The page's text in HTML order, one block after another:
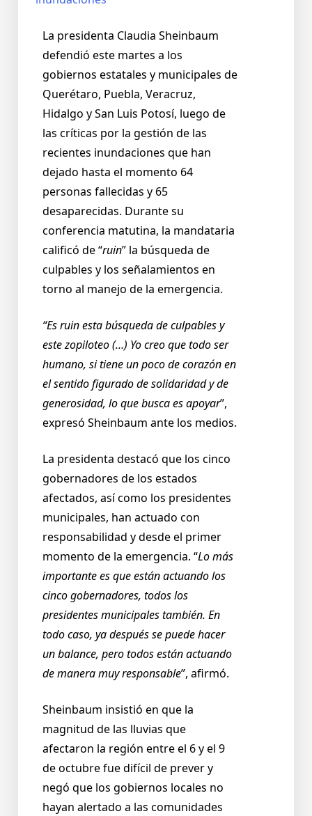
La presidenta Claudia Sheinbaum
defendió este martes a los
gobiernos estatales y municipales de
Querétaro, Puebla, Veracruz,
Hidalgo y San Luis Potosí, luego de
las críticas por la gestión de las
recientes inundaciones que han
dejado hasta el momento 64
personas fallecidas y 65
desaparecidas. Durante su
conferencia matutina, la mandataria
calificó de “ruin” la búsqueda de
culpables y los señalamientos en
torno al manejo de la emergencia.
“Es ruin esta búsqueda de culpables y
este zopiloteo (…) Yo creo que todo ser
humano, si tiene un poco de corazón en
el sentido figurado de solidaridad y de
generosidad, lo que busca es apoyar”,
expresó Sheinbaum ante los medios.
La presidenta destacó que los cinco
gobernadores de los estados
afectados, así como los presidentes
municipales, han actuado con
responsabilidad y desde el primer
momento de la emergencia. “Lo más
importante es que están actuando los
cinco gobernadores, todos los
presidentes municipales también. En
todo caso, ya después se puede hacer
un balance, pero todos están actuando
de manera muy responsable”, afirmó.
Sheinbaum insistió en que la
magnitud de las lluvias que
afectaron la región entre el 6 y el 9
de octubre fue difícil de prever y
negó que los gobiernos locales no
hayan alertado a las comunidades